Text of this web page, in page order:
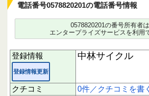
電話番号0578820201の電話番号情報
0578820201の番号所有者は
エンタープライズサービスを利用
登録情報
登録情報更新
中林サイクル
クチコミ
0件／クチコミを書く